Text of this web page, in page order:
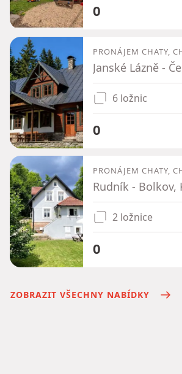
0
PRONÁJEM CHATY,
6 ložnic
0
PRONÁJEM CHATY,
2 ložnice
0
ZOBRAZIT VŠECHNY NABÍDKY